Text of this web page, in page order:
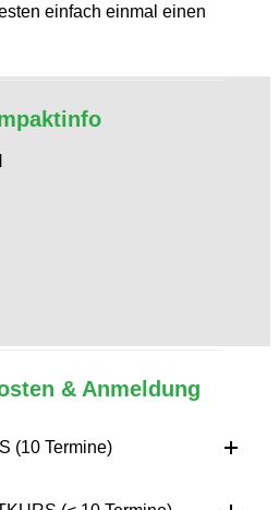
einfach einmal einen
& Anmeldung
(10 Termine)